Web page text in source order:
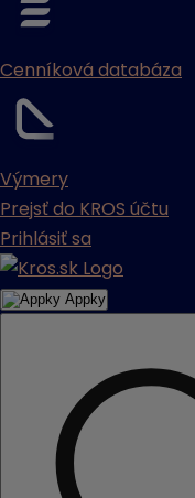
Cenníková databáza
Výmery
Prejsť do KROS účtu
Prihlásiť sa
Appky